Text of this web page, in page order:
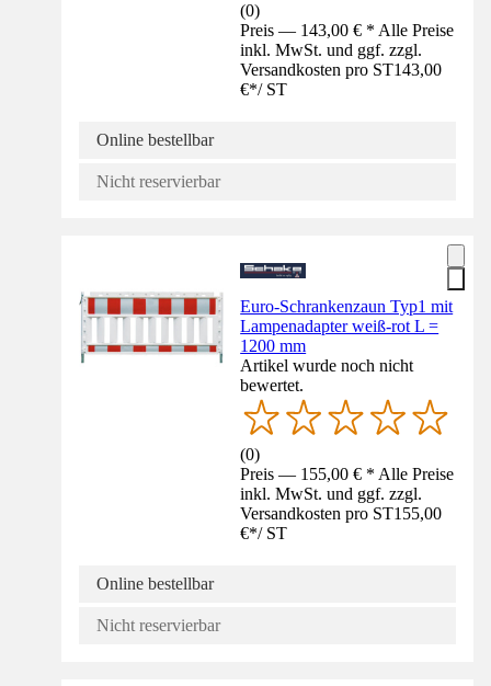
(0)
Preis — 143,00 € * Alle Preise
inkl. MwSt. und ggf. zzgl.
Versandkosten pro ST143,00
€*/ ST
Online bestellbar
Nicht reservierbar
Euro-Schrankenzaun Typ1 mit
Lampenadapter weiß-rot L =
1200 mm
Artikel wurde noch nicht
bewertet.
(0)
Preis — 155,00 € * Alle Preise
inkl. MwSt. und ggf. zzgl.
Versandkosten pro ST155,00
€*/ ST
Online bestellbar
Nicht reservierbar